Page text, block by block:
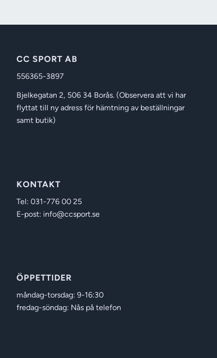
CC SPORT AB
556365-3897
Bjelkegatan 2, 506 34 Borås. (Observera att vi har
flyttat till ny adress för hämtning av beställningar
samt butik)
KONTAKT
Tel: 031-776 00 25
E-post: info@ccsport.se
ÖPPETTIDER
måndag-torsdag: 9-16:30
fredag-söndag: Nås på telefon